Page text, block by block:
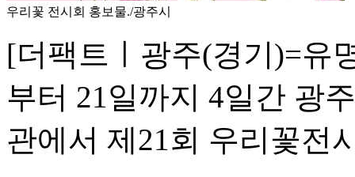
우리꽃 전시회 홍보물./광주시
[더팩트ㅣ광주(경기)=유
부터 21일까지 4일간 광
관에서 제21회 우리꽃전